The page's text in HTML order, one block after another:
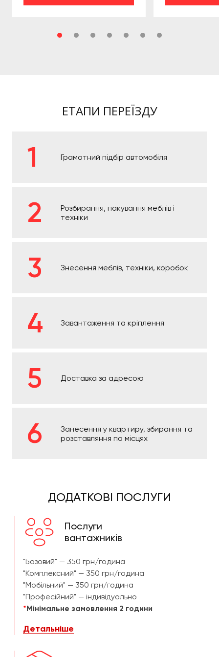
ЕТАПИ ПЕРЕЇЗДУ
Грамотний підбір автомобіля
Розбирання, пакування меблів і
техніки
Знесення меблів, техніки, коробок
Завантаження та кріплення
Доставка за адресою
Занесення у квартиру, збирання та
розставляння по місцях
ДОДАТКОВІ ПОСЛУГИ
Послуги
вантажників
"Базовий" — 350 грн/година
"Комплексний" — 350 грн/година
"Мобільний" — 350 грн/година
"Професійний" — індивідуально
*Мінімальне замовлення 2 години
Детальніше